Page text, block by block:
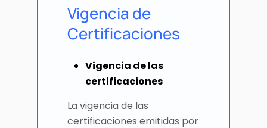
Vigencia de
Certificaciones
Vigencia de las
certificaciones
La vigencia de las
certificaciones emitidas por